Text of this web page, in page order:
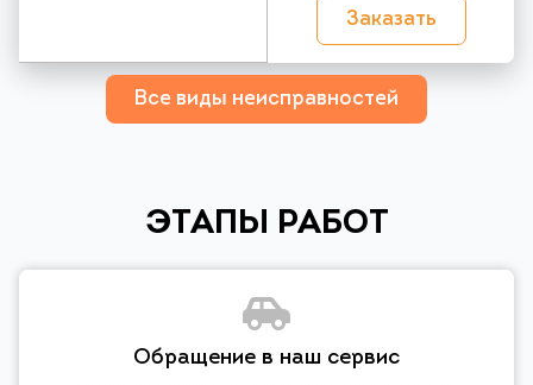
Заказать
Все виды неисправностей
ЭТАПЫ РАБОТ
Обращение в наш сервис